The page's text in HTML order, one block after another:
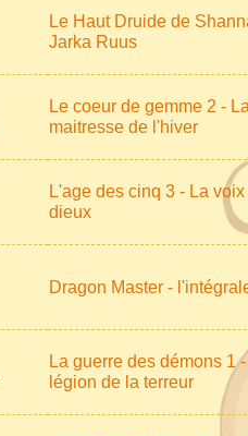
Le Haut Druide de
Jarka Ruus
Le coeur de gemme 2 -
maitresse de l'hiver
L'age des cinq 3 - La
dieux
Dragon Master -
La guerre des démons 1
légion de la terreur